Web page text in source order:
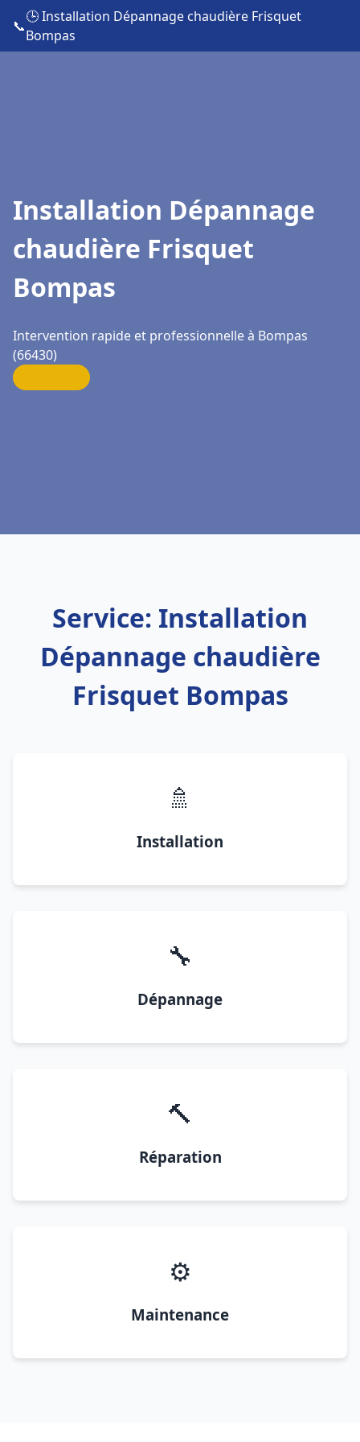
📞
🕒 Installation Dépannage chaudière Frisquet
Bompas
Installation Dépannage
chaudière Frisquet
Bompas
Intervention rapide et professionnelle à Bompas
(66430)
Service: Installation
Dépannage chaudière
Frisquet Bompas
🚿
Installation
🔧
Dépannage
🔨
Réparation
⚙️
Maintenance